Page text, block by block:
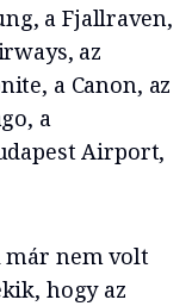
a Fjallraven,
az
a Canon, az
a
Airport,
már nem volt
hogy az